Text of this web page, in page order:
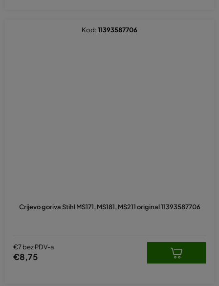
Crijevo goriva Stihl MS171, MS181, MS211 original 11393587706
€7 bez PDV-a
€8,75
Kod:11393587706